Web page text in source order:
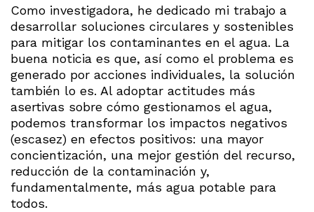
Como investigadora, he dedicado mi trabajo a
desarrollar soluciones circulares y sostenibles
para mitigar los contaminantes en el agua. La
buena noticia es que, así como el problema es
generado por acciones individuales, la solución
también lo es. Al adoptar actitudes más
asertivas sobre cómo gestionamos el agua,
podemos transformar los impactos negativos
(escasez) en efectos positivos: una mayor
concientización, una mejor gestión del recurso,
reducción de la contaminación y,
fundamentalmente, más agua potable para
todos.